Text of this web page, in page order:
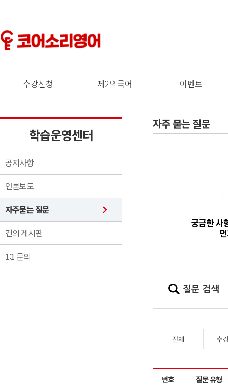
수강신청 제2외국어 이벤트
학습운영센터
공지사항
언론보도
자주묻는 질문
건의 게시판
1:1 문의
자주 묻는 질문
전체 수
번호 질문 유형